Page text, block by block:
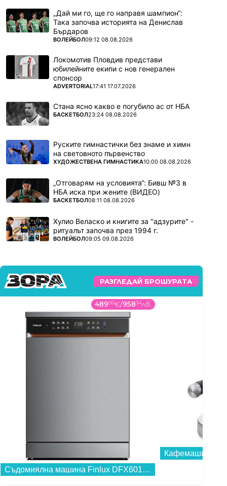
„Дай ми го, ще го направя шампион“:
Така започва историята на Денислав
Бърдаров
ПОВЕЧЕ ОТ
ВОЛЕЙБОЛ09:12 08.08.2026
Локомотив Пловдив представи
юбилейните екипи с нов генерален
спонсор
ПОВЕЧЕ ОТ
ADVERTORIAL17:41 17.07.2026
Стана ясно какво е погубило ас от НБА
ПОВЕЧЕ ОТ
БАСКЕТБОЛ23:24 08.08.2026
Руските гимнастички без знаме и химн
на световното първенство
ПОВЕЧЕ ОТ
ХУДОЖЕСТВЕНА ГИМНАСТИКА10:00 08.08.2026
„Отговарям на условията“: Бивш №3 в
НБА иска при жените (ВИДЕО)
ПОВЕЧЕ ОТ
БАСКЕТБОЛ08:11 08.08.2026
Хулио Веласко и книгите за "адзурите" -
ритуалът започва през 1994 г.
ПОВЕЧЕ ОТ
ВОЛЕЙБОЛ09:05 09.08.2026
РАЗГЛЕДАЙ БРОШУРАТА
48999€/95834лв.
Съдомиялна машина Finlux DFX6015HIGH , 15 комплекта, A...
Кафемашина